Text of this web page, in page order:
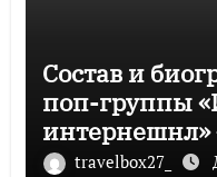
Состав и
поп-группы
интернешнл»
музыка и
travelbox27_